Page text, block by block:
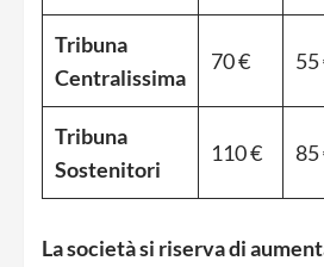
Tribuna
Centralissima
70 € 55
Tribuna
Sostenitori
110 € 85
La società si riserva di